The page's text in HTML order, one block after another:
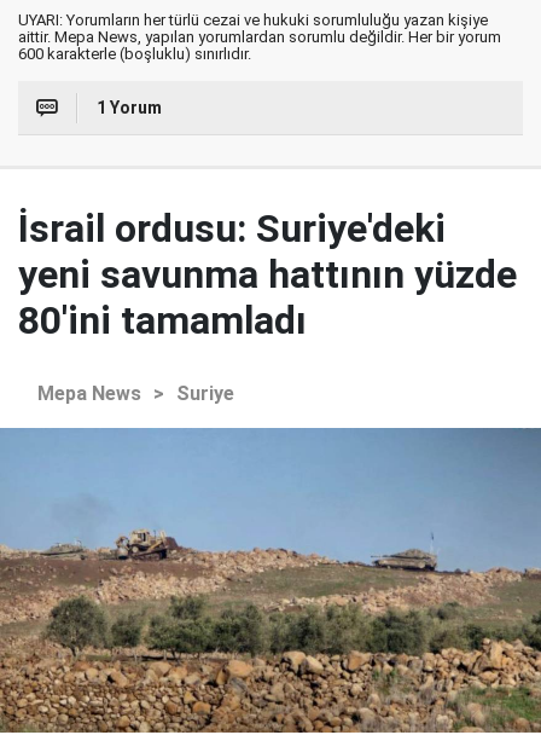
UYARI: Yorumların her türlü cezai ve hukuki sorumluluğu yazan kişiye
aittir. Mepa News, yapılan yorumlardan sorumlu değildir. Her bir yorum
600 karakterle (boşluklu) sınırlıdır.
1 Yorum
İsrail ordusu: Suriye'deki
yeni savunma hattının yüzde
80'ini tamamladı
Mepa News > Suriye